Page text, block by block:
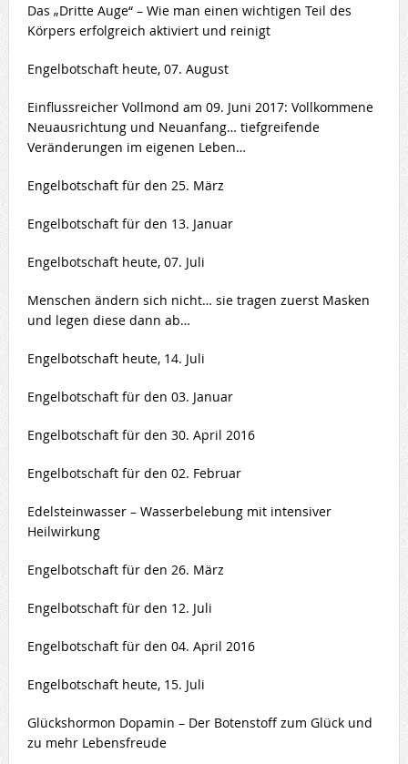
Das „Dritte Auge“ – Wie man einen wichtigen Teil des
Körpers erfolgreich aktiviert und reinigt
Engelbotschaft heute, 07. August
Einflussreicher Vollmond am 09. Juni 2017: Vollkommene
Neuausrichtung und Neuanfang… tiefgreifende
Veränderungen im eigenen Leben…
Engelbotschaft für den 25. März
Engelbotschaft für den 13. Januar
Engelbotschaft heute, 07. Juli
Menschen ändern sich nicht… sie tragen zuerst Masken
und legen diese dann ab…
Engelbotschaft heute, 14. Juli
Engelbotschaft für den 03. Januar
Engelbotschaft für den 30. April 2016
Engelbotschaft für den 02. Februar
Edelsteinwasser – Wasserbelebung mit intensiver
Heilwirkung
Engelbotschaft für den 26. März
Engelbotschaft für den 12. Juli
Engelbotschaft für den 04. April 2016
Engelbotschaft heute, 15. Juli
Glückshormon Dopamin – Der Botenstoff zum Glück und
zu mehr Lebensfreude